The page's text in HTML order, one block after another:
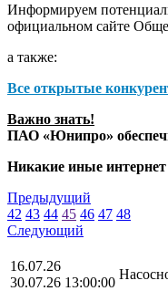
Информируем
официальном сайте
а также:
Все открытые
Важно знать!
ПАО «Юнипро»
Никакие иные
Предыдущий
42 43 44 45 46 47 48
Следующий
16.07.26
30.07.26 13:00:00